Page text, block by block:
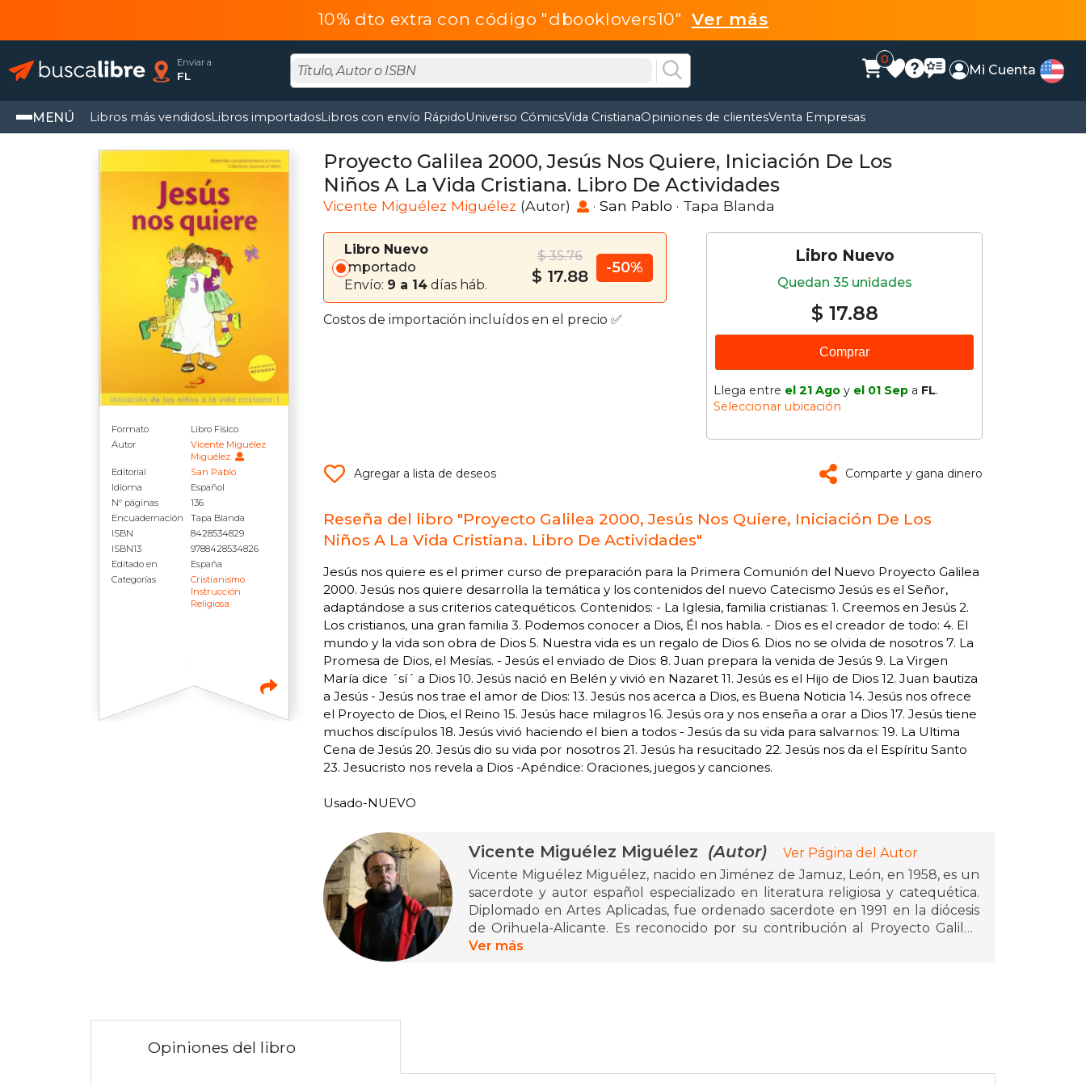
10% dto extra con código "dbooklovers10" Ver más
Enviar a
FL
0
Mi Cuenta
MENÚ Libros más vendidosLibros importadosLibros con envío RápidoUniverso CómicsVida CristianaOpiniones de clientesVenta Empresas
Formato
Libro Físico
Autor
Vicente Miguélez
Miguélez
Editorial
San Pablo
Idioma
Español
N° páginas
136
Encuadernación
Tapa Blanda
ISBN
8428534829
ISBN13
9788428534826
Editado en
España
Categorías
Cristianismo
Instrucción
Religiosa
Proyecto Galilea 2000, Jesús Nos Quiere, Iniciación De Los
Niños A La Vida Cristiana. Libro De Actividades
Vicente Miguélez Miguélez (Autor) · San Pablo · Tapa Blanda
Libro Nuevo
Importado
Envío: 9 a 14 días háb.
$ 35.76
$ 17.88 -50%
Costos de importación incluídos en el precio ✅
Libro Nuevo
Quedan 35 unidades
$ 17.88
Comprar
Llega entre el 21 Ago y el 01 Sep a FL.
Seleccionar ubicación
Agregar a lista de deseos Comparte y gana dinero
Reseña del libro "Proyecto Galilea 2000, Jesús Nos Quiere, Iniciación De Los
Niños A La Vida Cristiana. Libro De Actividades"
Jesús nos quiere es el primer curso de preparación para la Primera Comunión del Nuevo Proyecto Galilea
2000. Jesús nos quiere desarrolla la temática y los contenidos del nuevo Catecismo Jesús es el Señor,
adaptándose a sus criterios catequéticos. Contenidos: - La Iglesia, familia cristianas: 1. Creemos en Jesús 2.
Los cristianos, una gran familia 3. Podemos conocer a Dios, Él nos habla. - Dios es el creador de todo: 4. El
mundo y la vida son obra de Dios 5. Nuestra vida es un regalo de Dios 6. Dios no se olvida de nosotros 7. La
Promesa de Dios, el Mesías. - Jesús el enviado de Dios: 8. Juan prepara la venida de Jesús 9. La Virgen
María dice ´sí´ a Dios 10. Jesús nació en Belén y vivió en Nazaret 11. Jesús es el Hijo de Dios 12. Juan bautiza
a Jesús - Jesús nos trae el amor de Dios: 13. Jesús nos acerca a Dios, es Buena Noticia 14. Jesús nos ofrece
el Proyecto de Dios, el Reino 15. Jesús hace milagros 16. Jesús ora y nos enseña a orar a Dios 17. Jesús tiene
muchos discípulos 18. Jesús vivió haciendo el bien a todos - Jesús da su vida para salvarnos: 19. La Ultima
Cena de Jesús 20. Jesús dio su vida por nosotros 21. Jesús ha resucitado 22. Jesús nos da el Espíritu Santo
23. Jesucristo nos revela a Dios -Apéndice: Oraciones, juegos y canciones.
Usado-NUEVO
Vicente Miguélez Miguélez (Autor)
Ver Página del Autor
Vicente Miguélez Miguélez, nacido en Jiménez de Jamuz, León, en 1958, es un
sacerdote y autor español especializado en literatura religiosa y catequética.
Diplomado en Artes Aplicadas, fue ordenado sacerdote en 1991 en la diócesis
de Orihuela-Alicante. Es reconocido por su contribución al Proyecto Galilea
2000, enfocado en el despertar y la iniciación cristiana, para el cual ha escrito
Jesús y en su iglesia, orientado a la iniciación de los niños a la vida cristiana.
Ver más
Opiniones del libro